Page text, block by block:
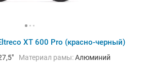
XT 600 Pro (красно-черный)
Материал рамы:Алюминий